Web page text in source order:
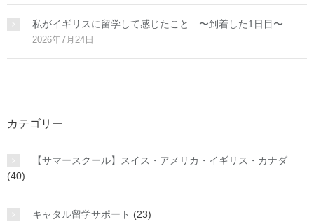
私がイギリスに留学して感じたこと 〜到着した1日目〜
2026年7月24日
カテゴリー
【サマースクール】スイス・アメリカ・イギリス・カナダ
(40)
キャタル留学サポート (23)